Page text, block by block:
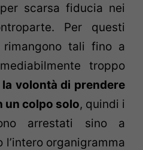
scarsa fiducia nei
Per questi
tali fino a
troppo
volontà di prendere
un colpo solo, quindi i
arrestati sino a
l’intero organigramma